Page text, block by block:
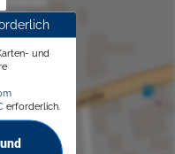
und
erforderlich.